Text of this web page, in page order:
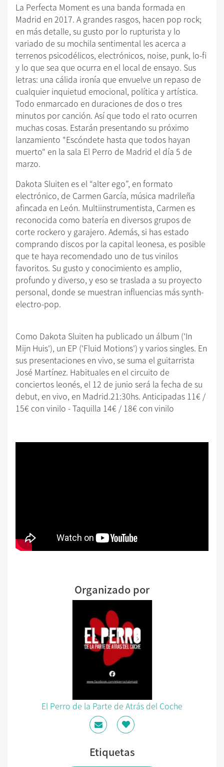
La Perfecta Moment es una banda formada en
Madrid en 2017. A grandes rasgos, hacen pop rock;
en más detalle, su gusto por lo rupturista y lo
variado de su mochila sentimental les acerca a
terrenos psicodélicos, electrónicos, noise, punk, lo-fi
y lo que sea que ocurra en el local de ensayo. Sus
letras: una cálida ironía que envuelve un repaso de
cualquier inquietud emocional, política y artística.
Todo enmarcado en duraciones de dos o tres
minutos por canción. Así que todo el rato ocurren
muchas cosas. Estarán presentando su próximo
lanzamiento "Escóndete hasta que todos hayan
muerto" en la sala El Perro de Madrid el día 5 de
marzo.
Dakota Sluiten es el “alter ego”, en formato
electrónico, de Carmen García, música madrileña
afincada en León. Multiinstrumentista, Carmen es
reconocida como batería en diversos grupos de
corte rockero y garajero. Además, si has estado
comprando discos por la capital leonesa, es posible
que te haya recomendado uno de tus vinilos
favoritos. Su gusto y conocimiento es amplio,
profundo y diverso, y eso se traslada a su proyecto
personal, donde se muestran influencias más synth-
electro-pop.
Como Dakota Sluiten ha publicado un álbum ('In
Mijn Huis'), un EP ('Fluid Motions') y varios singles. En
sus presentaciones en vivo, se suma el guitarrista
José Martínez. Habituales en el circuito de
conciertos leonés, el 12 de junio será la fecha de su
debut, en vivo, en Madrid.21:30hs. Anticipadas 11€ /
15€ con vinilo - Taquilla 14€ / 18€ con vinilo
Organizado por
El Perro de la Parte de Atrás del Coche
Etiquetas